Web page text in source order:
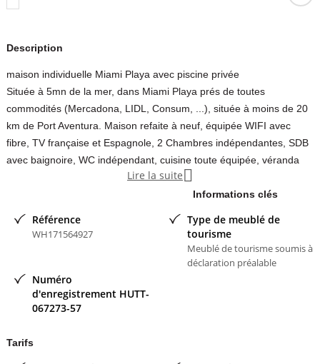
Description
maison individuelle Miami Playa avec piscine privée
Située à 5mn de la mer, dans Miami Playa prés de toutes
commodités (Mercadona, LIDL, Consum, ...), située à moins de 20
km de Port Aventura. Maison refaite à neuf, équipée WIFI avec
fibre, TV française et Espagnole, 2 Chambres indépendantes, SDB
avec baignoire, WC indépendant, cuisine toute équipée, véranda
fermée, lave linge, climatisation dans toute la maison, car port ....
Reste 3 semaines à partir de début juillet jusqu'à septembre . Prix
au Samedi
TITI - membre depuis 5 ans
Lire la suite
Informations clés
Référence
WH171564927
Type de meublé de
tourisme
Meublé de tourisme soumis à
déclaration préalable
Numéro
d'enregistrement HUTT-
067273-57
Tarifs